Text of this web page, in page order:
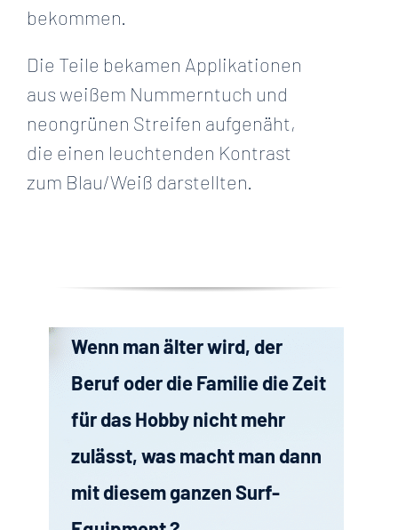
bekommen.
Die Teile bekamen Applikationen
aus weißem Nummerntuch und
neongrünen Streifen aufgenäht,
die einen leuchtenden Kontrast
zum Blau/Weiß darstellten.
Wenn man älter wird, der
Beruf oder die Familie die Zeit
für das Hobby nicht mehr
zulässt, was macht man dann
mit diesem ganzen Surf-